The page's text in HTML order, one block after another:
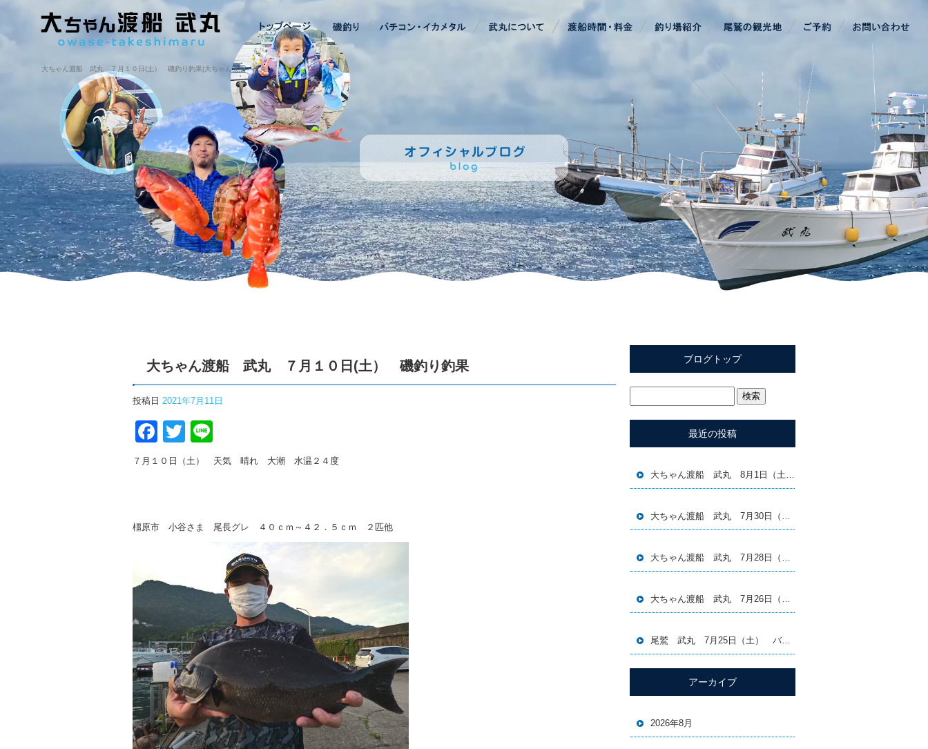
大ちゃん渡船 武丸 ７月１０日(土） 磯釣り釣果|大ちゃん渡船・武丸
大ちゃん渡船 武丸 ７月１０日(土） 磯釣り釣果
投稿日 2021年7月11日
Facebook
Twitter
７月１０日（土） 天気 晴れ 大潮 水温２４度
橿原市 小谷さま 尾長グレ ４０ｃｍ～４２．５ｃｍ ２匹他
ブログトップ
最近の投稿
大ちゃん渡船 武丸 8月1日（土）磯釣り釣果
大ちゃん渡船 武丸 7月30日（木）磯釣り釣果
大ちゃん渡船 武丸 7月28日（火）磯釣り釣果
大ちゃん渡船 武丸 7月26日（日）磯釣り釣果
尾鷲 武丸 7月25日（土） バチコン＆イカメタル便
アーカイブ
2026年8月